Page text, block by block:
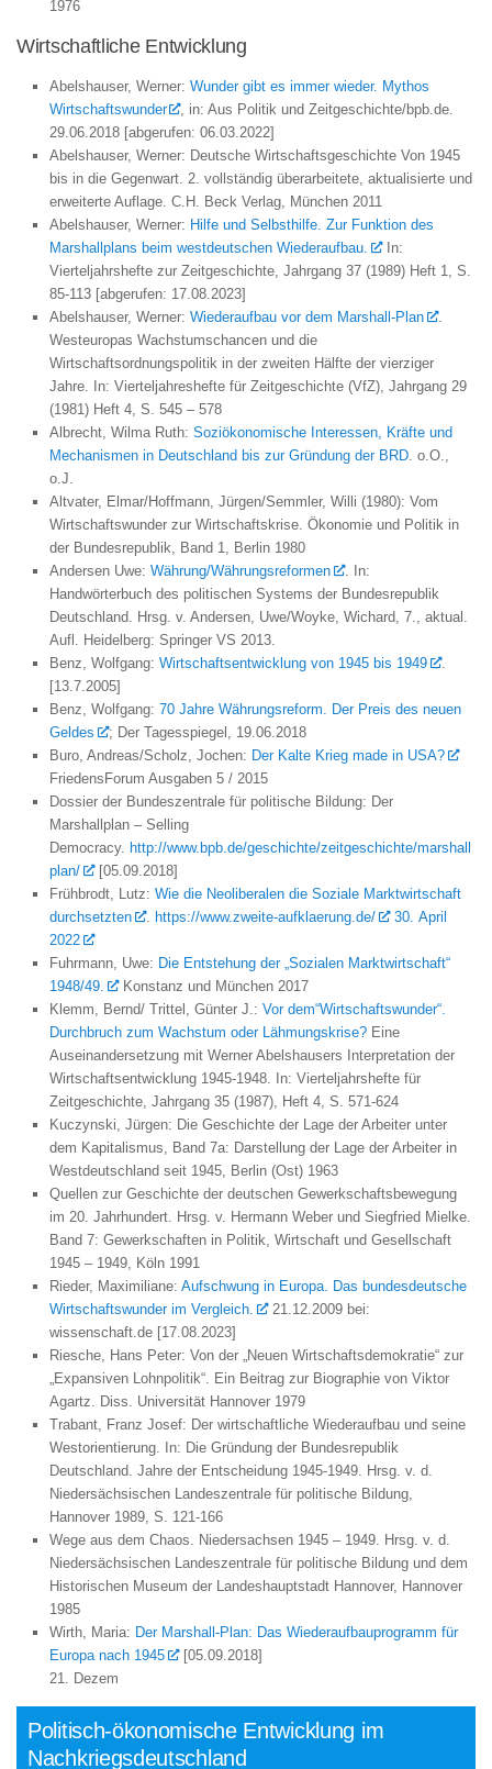
1976
Wirtschaftliche Entwicklung
Abelshauser, Werner: Wunder gibt es immer wieder. Mythos
Wirtschaftswunder
, in: Aus Politik und Zeitgeschichte/bpb.de.
29.06.2018 [abgerufen: 06.03.2022]
Abelshauser, Werner: Deutsche Wirtschaftsgeschichte Von 1945
bis in die Gegenwart. 2. vollständig überarbeitete, aktualisierte und
erweiterte Auflage. C.H. Beck Verlag, München 2011
Abelshauser, Werner: Hilfe und Selbsthilfe. Zur Funktion des
Marshallplans beim westdeutschen Wiederaufbau.
In:
Vierteljahrshefte zur Zeitgeschichte, Jahrgang 37 (1989) Heft 1, S.
85-113 [abgerufen: 17.08.2023]
Abelshauser, Werner: Wiederaufbau vor dem Marshall-Plan
.
Westeuropas Wachstumschancen und die
Wirtschaftsordnungspolitik in der zweiten Hälfte der vierziger
Jahre. In: Vierteljahreshefte für Zeitgeschichte (VfZ), Jahrgang 29
(1981) Heft 4, S. 545 – 578
Albrecht, Wilma Ruth: Soziökonomische Interessen, Kräfte und
Mechanismen in Deutschland bis zur Gründung der BRD . o.O.,
o.J.
Altvater, Elmar/Hoffmann, Jürgen/Semmler, Willi (1980): Vom
Wirtschaftswunder zur Wirtschaftskrise. Ökonomie und Politik in
der Bundesrepublik, Band 1, Berlin 1980
Andersen Uwe: Währung/Währungsreformen
. In:
Handwörterbuch des politischen Systems der Bundesrepublik
Deutschland. Hrsg. v. Andersen, Uwe/Woyke, Wichard, 7., aktual.
Aufl. Heidelberg: Springer VS 2013.
Benz, Wolfgang: Wirtschaftsentwicklung von 1945 bis 1949
.
[13.7.2005]
Benz, Wolfgang: 70 Jahre Währungsreform. Der Preis des neuen
Geldes
; Der Tagesspiegel, 19.06.2018
Buro, Andreas/Scholz, Jochen: Der Kalte Krieg made in USA?
FriedensForum Ausgaben 5 / 2015
Dossier der Bundeszentrale für politische Bildung: Der
Marshallplan – Selling
Democracy. http://www.bpb.de/geschichte/zeitgeschichte/marshall
plan/
[05.09.2018]
Frühbrodt, Lutz: Wie die Neoliberalen die Soziale Marktwirtschaft
durchsetzten
. https://www.zweite-aufklaerung.de/
30. April
2022
Fuhrmann, Uwe: Die Entstehung der „Sozialen Marktwirtschaft“
1948/49.
Konstanz und München 2017
Klemm, Bernd/ Trittel, Günter J.: Vor dem“Wirtschaftswunder“.
Durchbruch zum Wachstum oder Lähmungskrise? Eine
Auseinandersetzung mit Werner Abelshausers Interpretation der
Wirtschaftsentwicklung 1945-1948. In: Vierteljahrshefte für
Zeitgeschichte, Jahrgang 35 (1987), Heft 4, S. 571-624
Kuczynski, Jürgen: Die Geschichte der Lage der Arbeiter unter
dem Kapitalismus, Band 7a: Darstellung der Lage der Arbeiter in
Westdeutschland seit 1945, Berlin (Ost) 1963
Quellen zur Geschichte der deutschen Gewerkschaftsbewegung
im 20. Jahrhundert. Hrsg. v. Hermann Weber und Siegfried Mielke.
Band 7: Gewerkschaften in Politik, Wirtschaft und Gesellschaft
1945 – 1949, Köln 1991
Rieder, Maximiliane: Aufschwung in Europa. Das bundesdeutsche
Wirtschaftswunder im Vergleich.
21.12.2009 bei:
wissenschaft.de [17.08.2023]
Riesche, Hans Peter: Von der „Neuen Wirtschaftsdemokratie“ zur
„Expansiven Lohnpolitik“. Ein Beitrag zur Biographie von Viktor
Agartz. Diss. Universität Hannover 1979
Trabant, Franz Josef: Der wirtschaftliche Wiederaufbau und seine
Westorientierung. In: Die Gründung der Bundesrepublik
Deutschland. Jahre der Entscheidung 1945-1949. Hrsg. v. d.
Niedersächsischen Landeszentrale für politische Bildung,
Hannover 1989, S. 121-166
Wege aus dem Chaos. Niedersachsen 1945 – 1949. Hrsg. v. d.
Niedersächsischen Landeszentrale für politische Bildung und dem
Historischen Museum der Landeshauptstadt Hannover, Hannover
1985
Wirth, Maria: Der Marshall-Plan: Das Wiederaufbauprogramm für
Europa nach 1945
[05.09.2018]
21. Dezem
Politisch-ökonomische Entwicklung im
Nachkriegsdeutschland